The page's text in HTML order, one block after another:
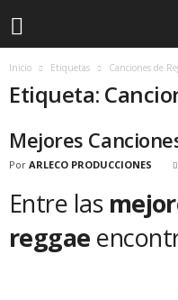
Inicio Etiquetas Canciones de
Etiqueta:
Mejores
Por ARLECO PRODUCCIONES
Entre las
reggae